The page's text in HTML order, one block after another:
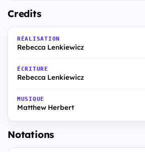
Credits
RÉALISATION
Rebecca Lenkiewicz
ÉCRITURE
Rebecca Lenkiewicz
MUSIQUE
Matthew Herbert
Notations